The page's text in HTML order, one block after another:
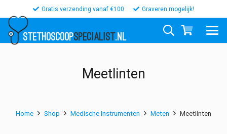
Gratis verzending vanaf €100 Graveren mogelijk!
STETHOSCOOPSPECIALIST.NL
Meetlinten
Home Shop Medische Instrumenten Meten Meetlinten